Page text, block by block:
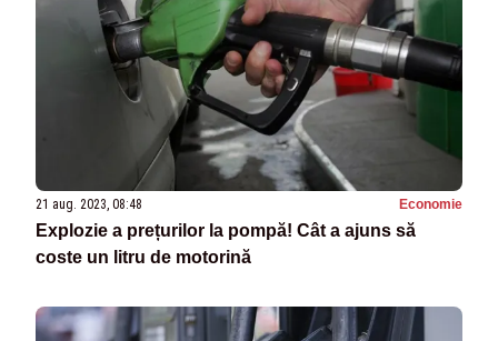
21 aug. 2023, 08:48 Economie
Explozie a prețurilor la pompă! Cât a ajuns să
coste un litru de motorină